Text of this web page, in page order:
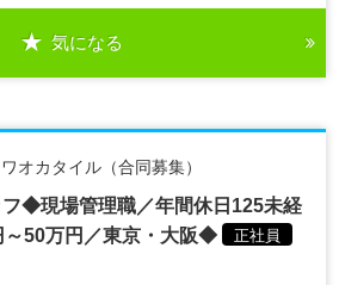
気になる
オカタイル（合同募集）
◆現場管理職／年間休日125未経
～50万円／東京・大阪◆
正社員